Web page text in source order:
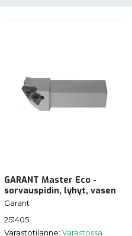
GARANT Master Eco -
sorvauspidin, lyhyt, vasen
Garant
251405
Varastotilanne: Varastossa